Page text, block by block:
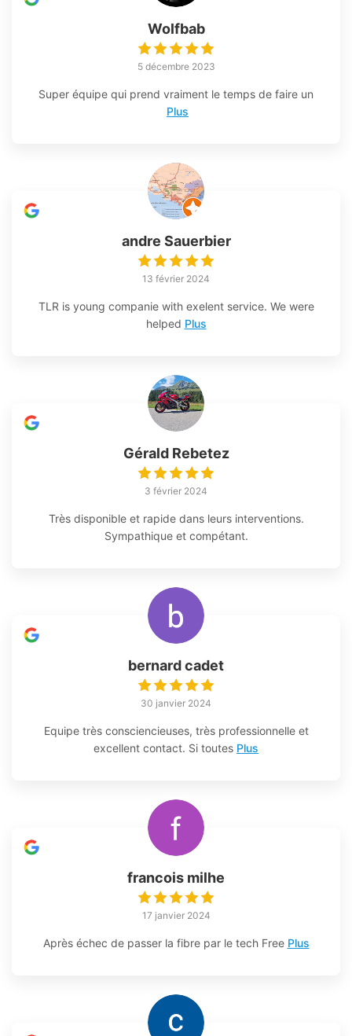
Wolfbab
5 décembre 2023
Super équipe qui prend vraiment le temps de faire un
Plus
andre Sauerbier
13 février 2024
TLR is young companie with exelent service. We were
helped Plus
Gérald Rebetez
3 février 2024
Très disponible et rapide dans leurs interventions.
Sympathique et compétant.
bernard cadet
30 janvier 2024
Equipe très consciencieuses, très professionnelle et
excellent contact. Si toutes Plus
francois milhe
17 janvier 2024
Après échec de passer la fibre par le tech Free Plus